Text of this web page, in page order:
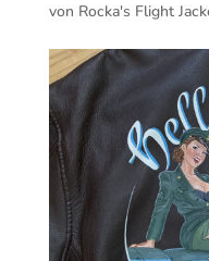
von Rocka's Flight